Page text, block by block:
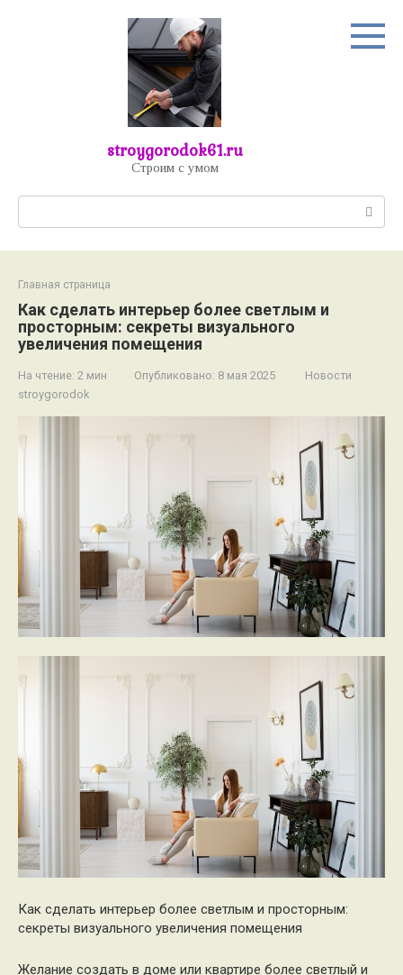
stroygorodok61.ru
Строим с умом
Главная страница
Как сделать интерьер более светлым и
просторным: секреты визуального
увеличения помещения
На чтение: 2 мин Опубликовано: 8 мая 2025
Новости
stroygorodok
Как сделать интерьер более светлым и просторным:
секреты визуального увеличения помещения
Желание создать в доме или квартире более светлый и